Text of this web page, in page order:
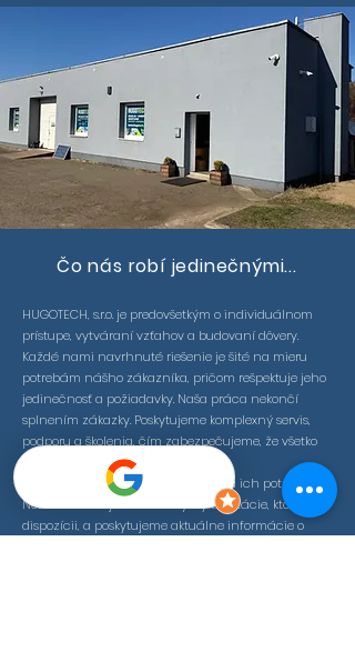
Čo nás robí jedinečnými...
HUGOTECH, s.r.o. je predovšetkým o individuálnom
prístupe, vytváraní vzťahov a budovaní dôvery.
Každé nami navrhnuté riešenie je šité na mieru
potrebám nášho zákazníka, pričom rešpektuje jeho
jedinečnosť a požiadavky. Naša práca nekončí
splnením zákazky. Poskytujeme komplexný servis,
podporu a školenia, čím zabezpečujeme, že všetko
funguje hladko a bez problémov.
Rozumieme jednotlivým regiónom a ich potrebám.
Neustále sledujeme nové výzvy a dotácie, ktoré sú k
dispozícii, a poskytujeme aktuálne informácie o